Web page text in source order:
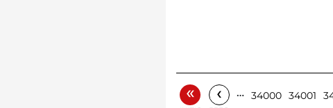
« ‹ … 34000 34001